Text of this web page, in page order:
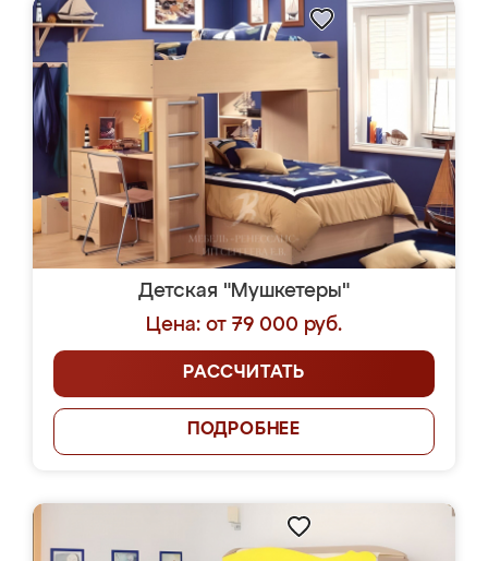
Детская "Мушкетеры"
Цена: от 79 000 руб.
РАССЧИТАТЬ
ПОДРОБНЕЕ